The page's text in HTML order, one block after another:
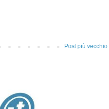
Post più vecchio